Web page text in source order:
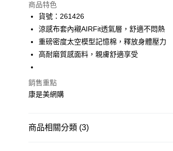
數位禮券
LINE Pay
Apple Pay
街口支付
悠遊付
商品特色
貨號：261426
涼感布套內襯AIRFit透氣層，舒適不悶熱
重磅密度太空模型記憶棉，釋放身體壓力
高耐磨質感面料，親膚舒適享受
銷售重點
康是美網購
商品相關分類 (3)